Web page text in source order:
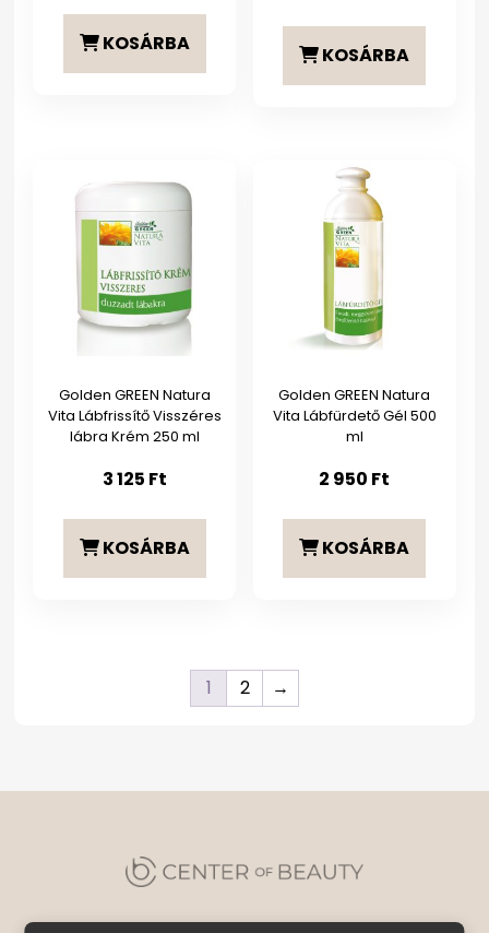
KOSÁRBA KOSÁRBA
Golden GREEN Natura
Vita Lábfrissítő Visszéres
lábra Krém 250 ml
3 125 Ft
KOSÁRBA
Golden GREEN Natura
Vita Lábfürdető Gél 500
ml
2 950 Ft
KOSÁRBA
1 2 →